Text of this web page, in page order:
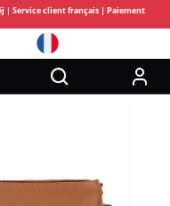
| Service client français | Paiement